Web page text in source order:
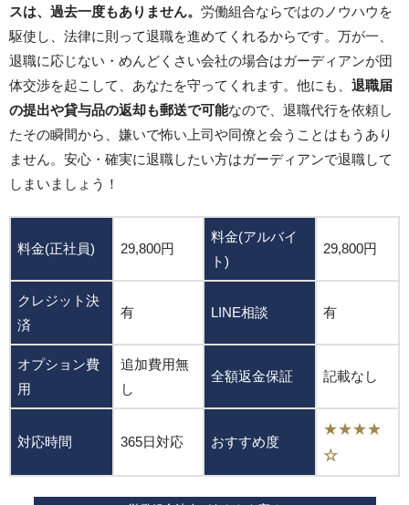
スは、過去一度もありません。 労働組合ならではのノウハウを
駆使し、法律に則って退職を進めてくれるからです。万が一、
退職に応じない・めんどくさい会社の場合はガーディアンが団
体交渉を起こして、あなたを守ってくれます。他にも、 退職届
の提出や貸与品の返却も郵送で可能なので、退職代行を依頼し
たその瞬間から、嫌いで怖い上司や同僚と会うことはもうあり
ません。安心・確実に退職したい方はガーディアンで退職して
しまいましょう！
料金(正社員) 29,800円
料金(アルバイ
ト)
29,800円
クレジット決
済
有 LINE相談 有
オプション費
用
追加費用無
し
全額返金保証 記載なし
対応時間 365日対応 おすすめ度
★★★★
☆